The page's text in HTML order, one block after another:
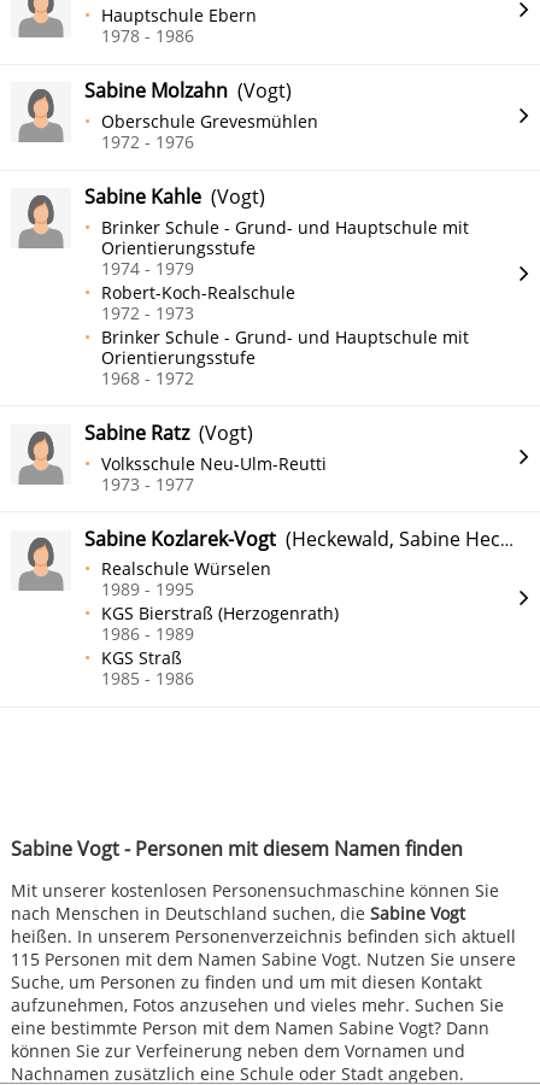
Sabine Vogt - Personen mit diesem Namen finden
Mit unserer kostenlosen Personensuchmaschine können Sie
nach Menschen in Deutschland suchen, die Sabine Vogt
heißen. In unserem Personenverzeichnis befinden sich aktuell
115 Personen mit dem Namen Sabine Vogt. Nutzen Sie unsere
Suche, um Personen zu finden und um mit diesen Kontakt
aufzunehmen, Fotos anzusehen und vieles mehr. Suchen Sie
eine bestimmte Person mit dem Namen Sabine Vogt? Dann
können Sie zur Verfeinerung neben dem Vornamen und
Nachnamen zusätzlich eine Schule oder Stadt angeben.
Hauptschule Ebern
1978 - 1986
Sabine Molzahn (Vogt)
Oberschule Grevesmühlen
1972 - 1976
Sabine Kahle (Vogt)
Brinker Schule - Grund- und Hauptschule mit
Orientierungsstufe
1974 - 1979
Robert-Koch-Realschule
1972 - 1973
Brinker Schule - Grund- und Hauptschule mit
Orientierungsstufe
1968 - 1972
Sabine Ratz(Vogt)
Volksschule Neu-Ulm-Reutti
1973 - 1977
Sabine Kozlarek-Vogt (Heckewald, Sabine Heckewald)
Realschule Würselen
1989 - 1995
KGS Bierstraß (Herzogenrath)
1986 - 1989
KGS Straß
1985 - 1986